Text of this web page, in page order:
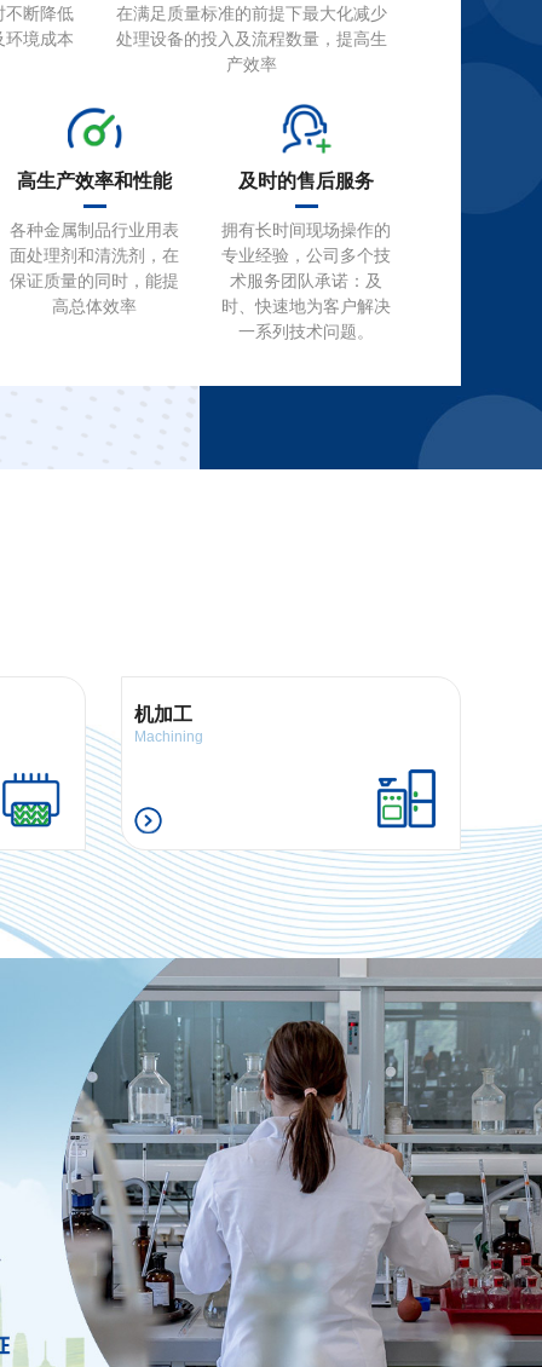
不断降低
环境成本
在满足质量标准的前提下最大化减少
处理设备的投入及流程数量，提高生
产效率
高生产效率和性能
各种金属制品行业用表
面处理剂和清洗剂，在
保证质量的同时，能提
高总体效率
及时的售后服务
拥有长时间现场操作的
专业经验，公司多个技
术服务团队承诺：及
时、快速地为客户解决
一系列技术问题。
机加工
Machining